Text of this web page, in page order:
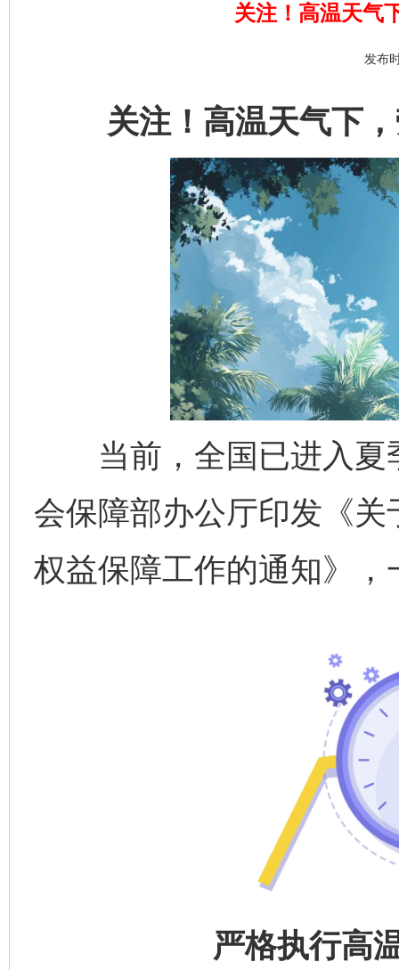
关注！高温天气
发布
关注！高温天气下，
当前，全国已进入夏
会保障部办公厅印发《
权益保障工作的通知》
严格执行高